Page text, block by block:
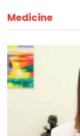
Medicine